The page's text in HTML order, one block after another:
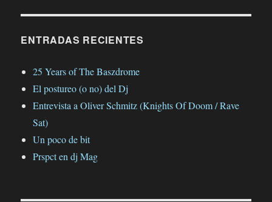
ENTRADAS RECIENTES
25 Years of The Baszdrome
El postureo (o no) del Dj
Entrevista a Oliver Schmitz (Knights Of Doom / Rave
Sat)
Un poco de bit
Prspct en dj Mag